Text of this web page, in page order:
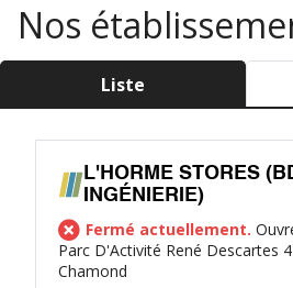
Nos
Liste
L'HORME STORES
INGÉNIERIE)
Fermé actuellement.
Parc D'Activité René Descartes
Chamond